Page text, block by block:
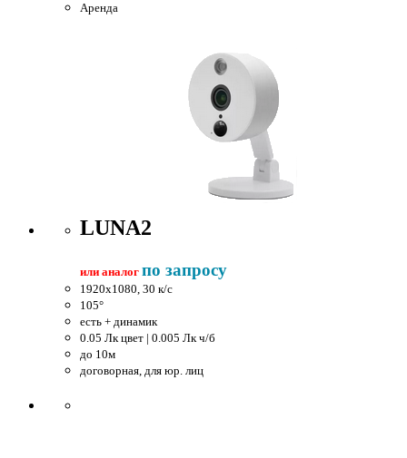
Аренда
LUNA2
или аналог по запросу
1920x1080, 30 к/c
105°
есть + динамик
0.05 Лк цвет | 0.005 Лк ч/б
до 10м
договорная, для юр. лиц